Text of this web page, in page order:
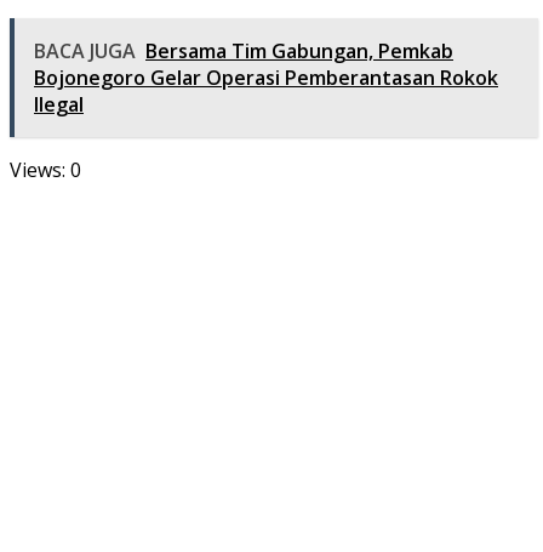
BACA JUGA Bersama Tim Gabungan, Pemkab
Bojonegoro Gelar Operasi Pemberantasan Rokok
Ilegal
Views: 0